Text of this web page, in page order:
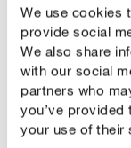
We use cookies
provide social
We also share
with our social
partners who
you’ve provided
your use of their
pogorszenia
CONTROL
Jak
Unikaj zbyt